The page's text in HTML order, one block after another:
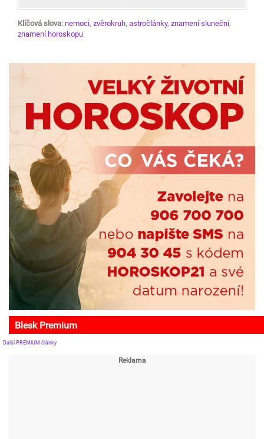
Klíčová slova: nemoci, zvěrokruh, astročlánky, znamení sluneční,
znamení horoskopu
Blesk Premium
Další PREMIUM články